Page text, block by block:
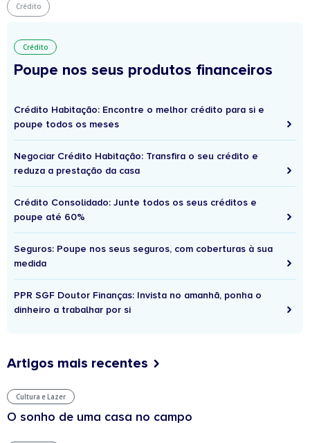
Crédito
Crédito
Poupe nos seus produtos financeiros
Crédito Habitação: Encontre o melhor crédito para si e
poupe todos os meses
Negociar Crédito Habitação: Transfira o seu crédito e
reduza a prestação da casa
Crédito Consolidado: Junte todos os seus créditos e
poupe até 60%
Seguros: Poupe nos seus seguros, com coberturas à sua
medida
PPR SGF Doutor Finanças: Invista no amanhã, ponha o
dinheiro a trabalhar por si
Artigos mais recentes
Cultura e Lazer
O sonho de uma casa no campo